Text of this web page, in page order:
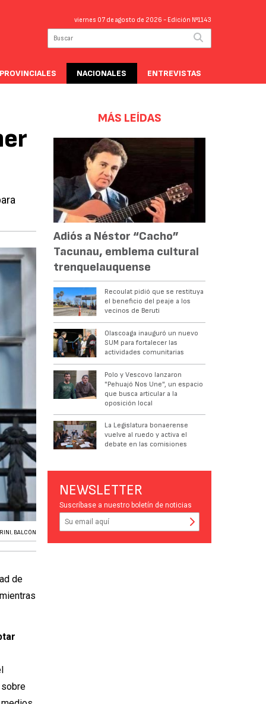
viernes 07 de agosto de 2026 - Edición Nº1143
PROVINCIALES NACIONALES ENTREVISTAS
, BALCÓN
de
MÁS LEÍDAS
Adiós a Néstor “Cacho”
Tacunau, emblema cultural
trenquelauquense
Recoulat pidió que se restituya
el beneficio del peaje a los
vecinos de Beruti
Olascoaga inauguró un nuevo
SUM para fortalecer las
actividades comunitarias
Polo y Vescovo lanzaron
"Pehuajó Nos Une", un espacio
que busca articular a la
oposición local
La Legislatura bonaerense
vuelve al ruedo y activa el
debate en las comisiones
NEWSLETTER
Suscríbase a nuestro boletín de noticias